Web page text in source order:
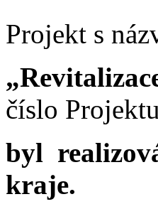
Projekt s
číslo
byl
kraje.